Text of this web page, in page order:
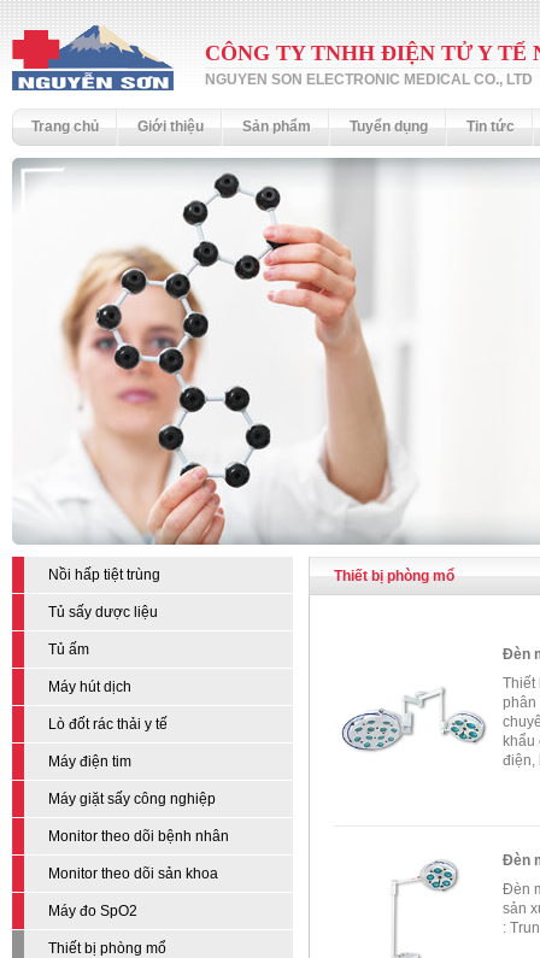
CÔNG TY TNHH ĐIỆN TỬ Y TẾ
NGUYEN SON ELECTRONIC MEDICAL CO., LTD
Trang chủ Giới thiệu Sản phẩm Tuyển dụng Tin tức
Nồi hấp tiệt trùng
Tủ sấy dược liệu
Tủ ấm
Máy hút dịch
Lò đốt rác thải y tế
Máy điện tim
Máy giặt sấy công nghiệp
Monitor theo dõi bệnh nhân
Monitor theo dõi sản khoa
Máy đo SpO2
Thiết bị phòng mổ
Thiết bị phòng mổ
Đèn
Thiết
phân
khẩu
điện,
Đèn
Đèn
sản
: